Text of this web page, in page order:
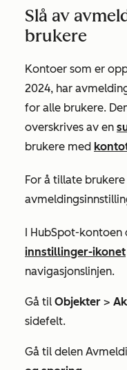
Slå av
brukere
Kontoer som er
2024, har
for alle brukere.
overskrives av en
brukere med
For å tillate
I HubSpot-kontoen
innstillinger-ikonet
navigasjonslinjen.
Gå til Objekter >
sidefelt.
Gå til delen